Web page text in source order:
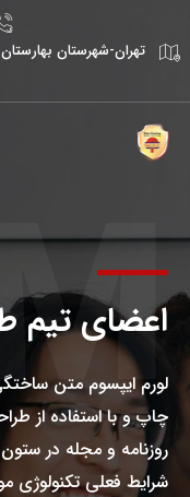
اعضای تیم
لورم ایپسوم متن
چاپ و با استفاده از
روزنامه و مجله در
شرایط فعلی تکنولوژی